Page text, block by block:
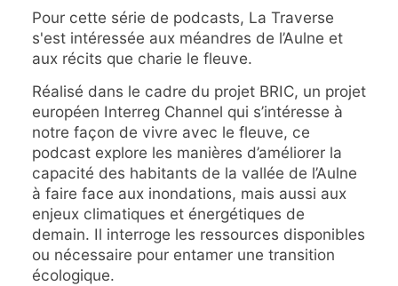
Pour cette série de podcasts, La Traverse
s'est intéressée aux méandres de l’Aulne et
aux récits que charie le fleuve.
Réalisé dans le cadre du projet BRIC, un projet
européen Interreg Channel qui s’intéresse à
notre façon de vivre avec le fleuve, ce
podcast explore les manières d’améliorer la
capacité des habitants de la vallée de l’Aulne
à faire face aux inondations, mais aussi aux
enjeux climatiques et énergétiques de
demain. Il interroge les ressources disponibles
ou nécessaire pour entamer une transition
écologique.